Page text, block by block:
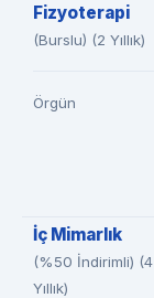
Fizyoterapi
(Burslu) (2 Yıllık)
Örgün
İç Mimarlık
(%50 İndirimli) (4
Yıllık)